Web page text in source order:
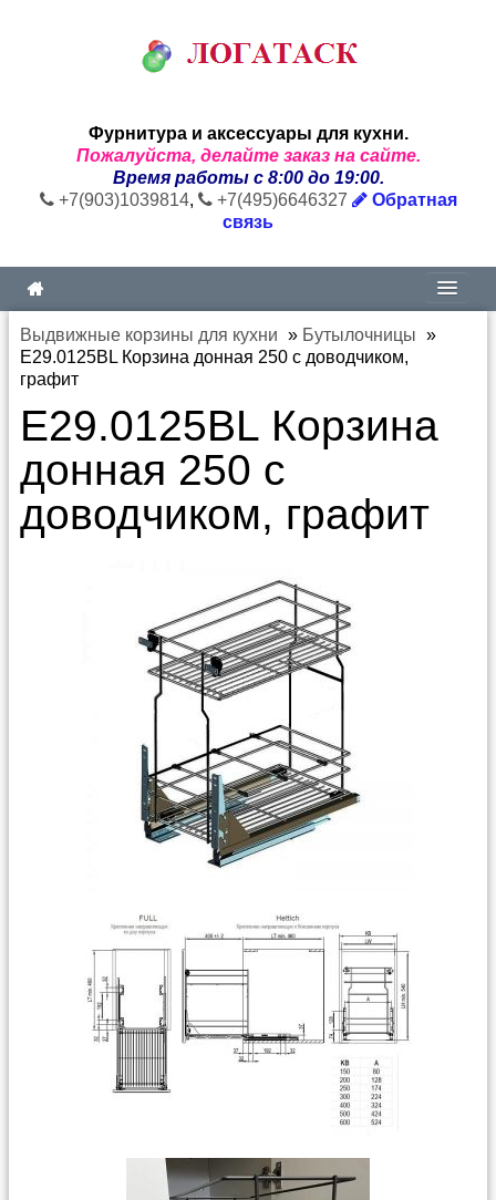
Фурнитура и аксессуары для кухни.
Пожалуйста, делайте заказ на сайте.
Время работы с 8:00 до 19:00.
+7(903)1039814, +7(495)6646327
Обратная
связь
Выдвижные корзины для кухни » Бутылочницы »
E29.0125BL Корзина донная 250 с доводчиком,
графит
E29.0125BL Корзина
донная 250 с
доводчиком, графит